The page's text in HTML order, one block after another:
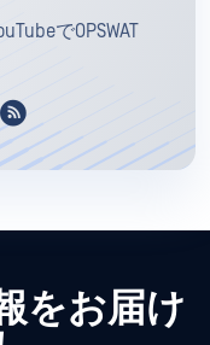
でOPSWAT
をお届け